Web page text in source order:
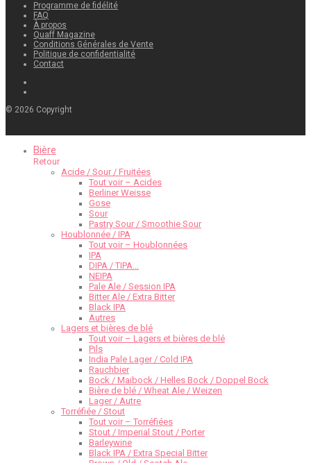
Programme de fidélité
FAQ
À propos
Quaff Magazine
Conditions Générales de Vente
Politique de confidentialité
Contact
© 2026 Copyright
Bière
Retour
Acide / Sour / Fruitées
Tout voir – Acides
Berliner Weisse
Gose
Sour
Pastry Sour / Smoothie Sour
Houblonnée / IPA
Tout voir – Houblonnées
IPA
DIPA / TIPA…
NEIPA
Pale Ale / Session IPA
Bitter Ale / Extra Bitter
Black IPA
Autres
Lagers et bières de blé
Tout voir – Lagers et bières de blé
Pils
India Pale Lager / Cold IPA
Rauchbier
Bock / Maibock / Helles Bock / Doppel Bock
Bière de blé / Wheat Ale / Weizen
Lager / Autre
Torréfiée / Stout
Tout voir – Torréfiées
Stout / Imperial Stout / Porter
Barleywine
Black IPA / Extra Special Bitter